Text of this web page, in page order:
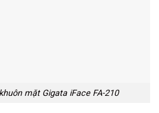
mặt Gigata iFace FA-210